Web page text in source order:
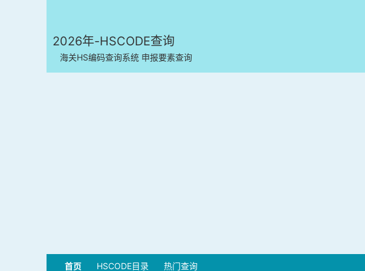
2026年-HSCODE查询
海关HS编码查询系统 申报要素查询
首页 HSCODE目录 热门查询